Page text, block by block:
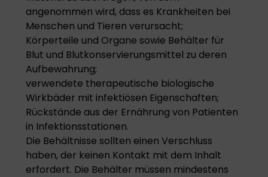
angenommen wird, dass es Krankheiten bei
Menschen und Tieren verursacht;
Körperteile und Organe sowie Behälter für
Blut und Blutkonservierungsmittel zu deren
Aufbewahrung;
verwendete therapeutische biologische
Wirkbäder mit infektiösen Eigenschaften;
Rückstände aus der Ernährung von Patienten
in Infektionsstationen.
Die Behältnisse sollten einen Verschluss
haben, der keinen Kontakt mit dem Inhalt
erfordert. Die Behälter müssen mindestens